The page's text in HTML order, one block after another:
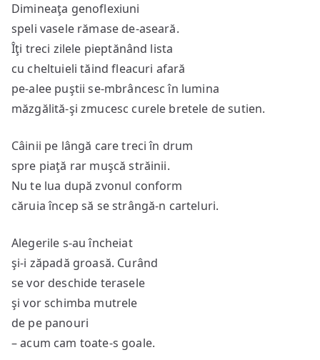
Dimineaţa genoflexiuni
speli vasele rămase de-aseară.
Îţi treci zilele pieptănând lista
cu cheltuieli tăind fleacuri afară
pe-alee puştii se-mbrâncesc în lumina
măzgălită-şi zmucesc curele bretele de sutien.
Câinii pe lângă care treci în drum
spre piaţă rar muşcă străinii.
Nu te lua după zvonul conform
căruia încep să se strângă-n carteluri.
Alegerile s-au încheiat
şi-i zăpadă groasă. Curând
se vor deschide terasele
şi vor schimba mutrele
de pe panouri
– acum cam toate-s goale.